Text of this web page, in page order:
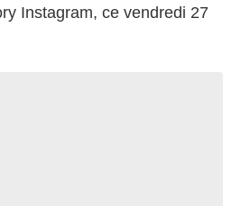
Instagram, ce vendredi 27